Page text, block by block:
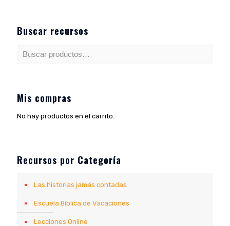
Buscar recursos
Mis compras
No hay productos en el carrito.
Recursos por Categoría
Las historias jamás contadas
Escuela Bíblica de Vacaciones
Lecciones Online